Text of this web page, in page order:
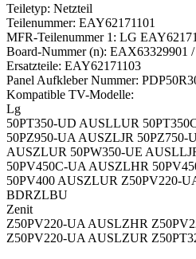
Teiletyp: Netzteil
Teilenummer: EAY62171101
MFR-Teilenummer 1: LG
Board-Nummer (n): EAX63329901
Ersatzteile: EAY62171103
Panel Aufkleber Nummer:
Kompatible TV-Modelle:
Lg
50PT350-UD AUSLLUR
50PZ950-UA AUSZLJR 50PZ750-
AUSZLUR 50PW350-UE
50PV450C-UA AUSZLHR
50PV400 AUSZLUR Z50PV220-
BDRZLBU
Zenit
Z50PV220-UA AUSLZHR
Z50PV220-UA AUSLZUR